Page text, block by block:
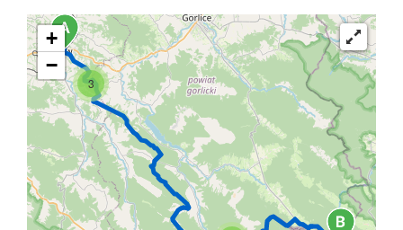
3
+
−